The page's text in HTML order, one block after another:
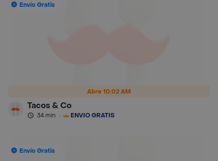
Abre 10:02 AM
Envío Gratis
Tacos & Co
34 min · ENVÍO GRATIS
Envío Gratis